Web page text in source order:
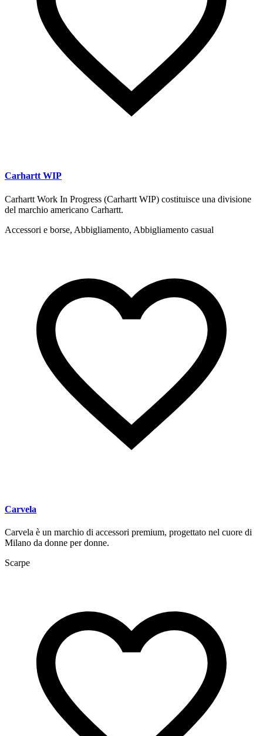
Carhartt WIP
Carhartt Work In Progress (Carhartt WIP) costituisce una divisione
del marchio americano Carhartt.
Accessori e borse, Abbigliamento, Abbigliamento casual
Carvela
Carvela è un marchio di accessori premium, progettato nel cuore di
Milano da donne per donne.
Scarpe